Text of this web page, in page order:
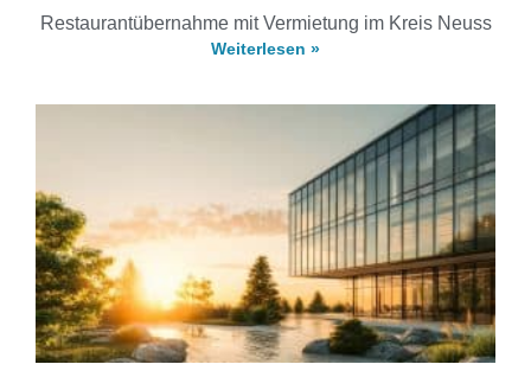
Restaurantübernahme mit Vermietung im Kreis Neuss
Weiterlesen »